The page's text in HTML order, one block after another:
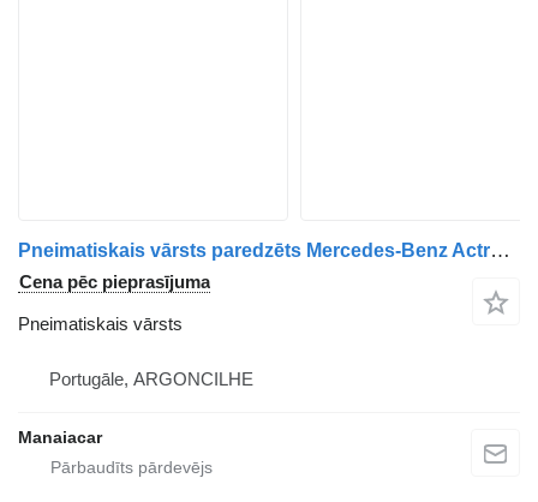
Pneimatiskais vārsts paredzēts Mercedes-Benz Actros kravas automašīnas
Cena pēc pieprasījuma
Pneimatiskais vārsts
Portugāle, ARGONCILHE
Manaiacar